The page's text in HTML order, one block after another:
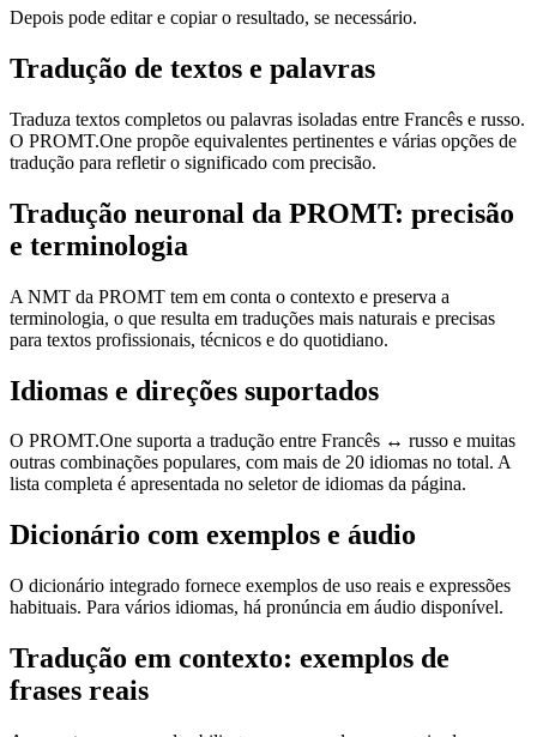
Depois pode editar e copiar o resultado, se necessário.
Tradução de textos e palavras
Traduza textos completos ou palavras isoladas entre Francês e russo.
O PROMT.One propõe equivalentes pertinentes e várias opções de
tradução para refletir o significado com precisão.
Tradução neuronal da PROMT: precisão
e terminologia
A NMT da PROMT tem em conta o contexto e preserva a
terminologia, o que resulta em traduções mais naturais e precisas
para textos profissionais, técnicos e do quotidiano.
Idiomas e direções suportados
O PROMT.One suporta a tradução entre Francês ↔ russo e muitas
outras combinações populares, com mais de 20 idiomas no total. A
lista completa é apresentada no seletor de idiomas da página.
Dicionário com exemplos e áudio
O dicionário integrado fornece exemplos de uso reais e expressões
habituais. Para vários idiomas, há pronúncia em áudio disponível.
Tradução em contexto: exemplos de
frases reais